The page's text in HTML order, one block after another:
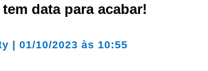
data para acabar!
|01/10/2023 às 10:55